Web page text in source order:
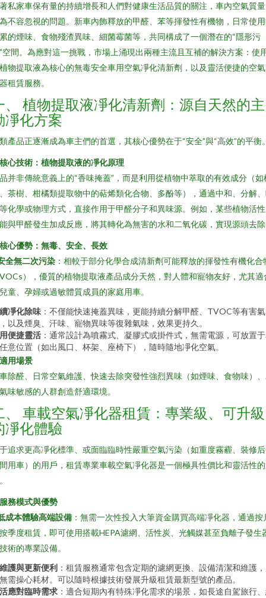
私家車保有量的持續增長和人們對健康生活品質的關注，車內空氣質
不容忽視的問題。新車內飾釋放的甲醛、苯等揮發性有機物，日常使
的煙味、食物殘渣異味、細菌霉菌等，共同構成了一個潛在的“隱形污
空間。為應對這一挑戰，市場上涌現出兩種主流且互補的解決方案：使
物提取液為核心的無毒安全車用空氣凈化清新劑，以及靈活便捷的空
租賃服務。
、 植物提取液凈化清新劑：源自天然的主
凈化方案
產品正逐漸成為車主們的首選，其核心優勢在于“安全”與“高效”的平衡
心技術：植物提取液的凈化原理
并非傳統意義上的“香味掩蓋”，而是利用從植物中萃取的有效成分（如
茶樹、柑橘類提取物中的萜烯類化合物、多酚等），通過中和、分解
化學或物理方式，直接作用于甲醛分子和異味源。例如，某些植物活
與甲醛發生加成反應，將其轉化為無害的水和二氧化碳，實現源頭去
心優勢：無毒、安全、長效
全無二次污染 ：相較于部分化學合成清新劑可能釋放的揮發性有機化合
），優質的植物提取液產品成分天然，對人體和寵物友好，尤其適
童、孕婦或過敏體質成員的家庭用車。
凈化除味 ：不僅能快速掩蓋異味，更能持續分解甲醛、TVOC等有害氣
以及煙臭、汗味、寵物異味等復雜氣味，效果更持久。
便捷靈活 ：通常設計為噴霧式、凝膠式或掛件式，無需電源，可放置
意位置（如出風口、杯架、座椅下），隨時隨地凈化空氣。
用場景
除醛、日常空氣維護、快速去除突發性強烈異味（如煙味、食物味）
味敏感的人群創造舒適環境。
、 車載空氣凈化器租賃：專業級、可升級
凈化體驗
追求更高凈化標準、或面臨臨時性嚴重空氣污染（如重度霧霾、裝修
用車）的用戶，租賃專業車載空氣凈化器是一個極具性價比和靈活性
務模式與優勢
成本體驗高端設備 ：無需一次性投入大筆資金購買高端凈化器，通過按
季度租賃，即可使用搭載HEPA濾網、活性炭、光觸媒甚至負離子發生
術的專業設備。
護與更新便利 ：租賃服務通常包含定期的濾網更換、設備清潔和維護
需操心耗材。可以隨時根據技術發展升級租賃最新型號的產品。
應對臨時需求 ：適合短期內有特殊凈化需求的場景，如長途自駕旅行